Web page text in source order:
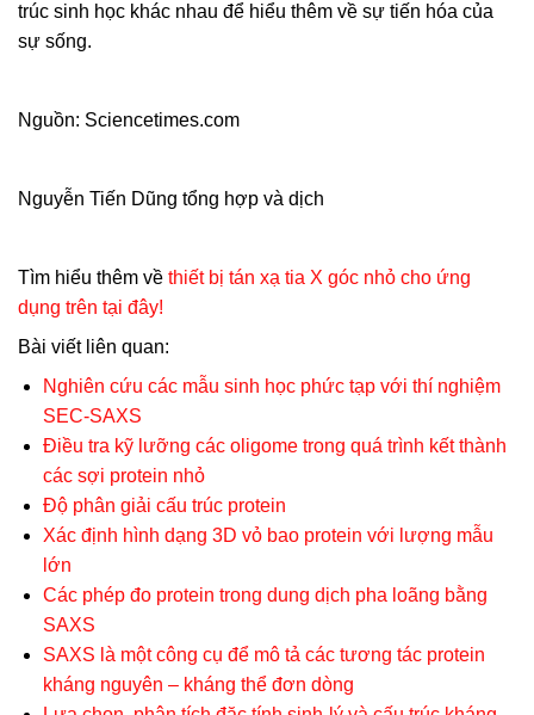
trúc sinh học khác nhau để hiểu thêm về sự tiến hóa của
sự sống.
Nguồn: Sciencetimes.com
Nguyễn Tiến Dũng tổng hợp và dịch
Tìm hiểu thêm về thiết bị tán xạ tia X góc nhỏ cho ứng
dụng trên tại đây!
Bài viết liên quan:
Nghiên cứu các mẫu sinh học phức tạp với thí nghiệm
SEC-SAXS
Điều tra kỹ lưỡng các oligome trong quá trình kết thành
các sợi protein nhỏ
Độ phân giải cấu trúc protein
Xác định hình dạng 3D vỏ bao protein với lượng mẫu
lớn
Các phép đo protein trong dung dịch pha loãng bằng
SAXS
SAXS là một công cụ để mô tả các tương tác protein
kháng nguyên – kháng thể đơn dòng